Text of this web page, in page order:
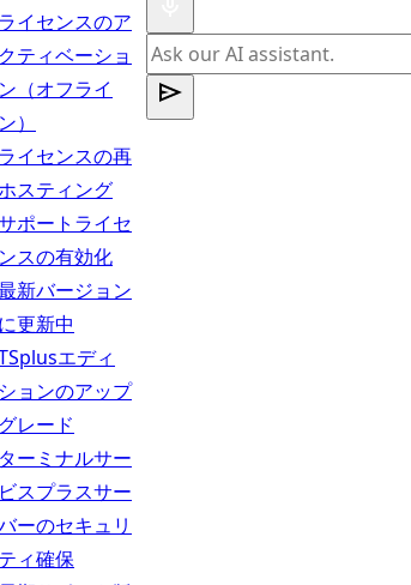
イセンスのア
ティベーショ
（オフライ
）
イセンスの再
スティング
ポートライセ
スの有効化
新バージョン
更新中
エディ
ョンのアップ
レード
ーミナルサー
スプラスサー
ーのセキュリ
ィ確保